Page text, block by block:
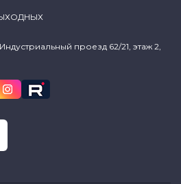
проезд 62/21, этаж 2,